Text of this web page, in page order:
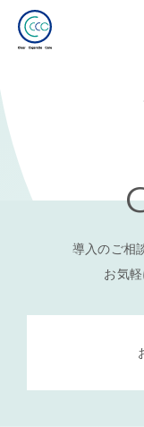
導入のご相
お気